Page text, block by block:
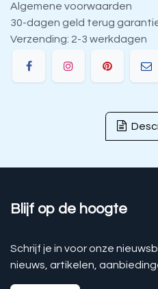
Algemene voorwaarden
30-dagen geld terug
Verzending: 2-3 werkdagen
Blijf op de hoogte
Schrijf je in voor onze
nieuws, artikelen,